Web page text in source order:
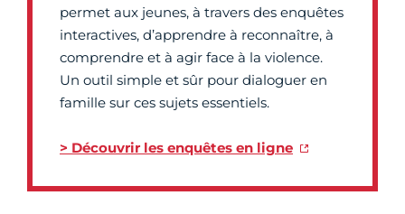
permet aux jeunes, à travers des enquêtes
interactives, d’apprendre à reconnaître, à
comprendre et à agir face à la violence.
Un outil simple et sûr pour dialoguer en
famille sur ces sujets essentiels.
> Découvrir les enquêtes en ligne